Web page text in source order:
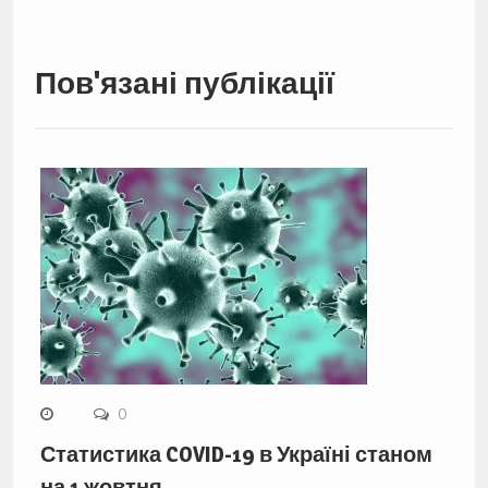
Пов'язані публікації
0
Статистика COVID-19 в Україні станом